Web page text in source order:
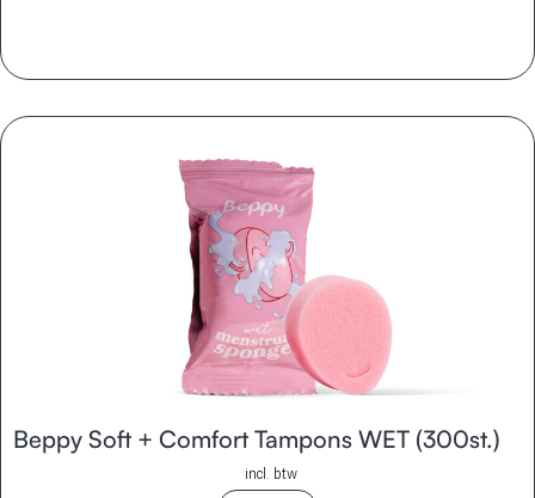
Beppy Soft + Comfort Tampons WET (300st.)
incl. btw